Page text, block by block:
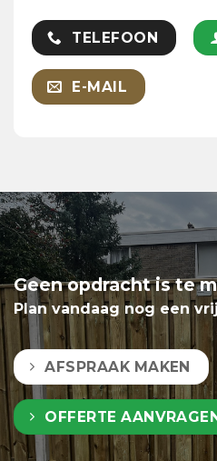
TELEFOON
E-MAIL
Geen opdracht is te
Plan vandaag nog een
AFSPRAAK MAKEN
OFFERTE